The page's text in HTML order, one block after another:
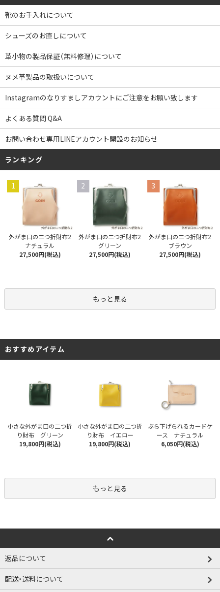
靴のお手入れについて
シューズのお直しについて
革小物の製品保証（無料修理）について
ヌメ革製品の取扱いについて
Instagramのなりすましアカウントにご注意をお願い致します
よくある質問 Q&A
お問い合わせ専用LINEアカウント開設のお知らせ
ランキング
1
外がま口の二つ折財布2
ナチュラル
27,500円(税込)
2
外がま口の二つ折財布2
グリーン
27,500円(税込)
3
外がま口の二つ折財布2
ブラウン
27,500円(税込)
もっと見る
おすすめアイテム
小さな外がま口の二つ折
り財布 グリーン
19,800円(税込)
小さな外がま口の二つ折
り財布 イエロー
19,800円(税込)
ぶら下げられるカードケ
ース ナチュラル
6,050円(税込)
もっと見る
返品について
配送・送料について